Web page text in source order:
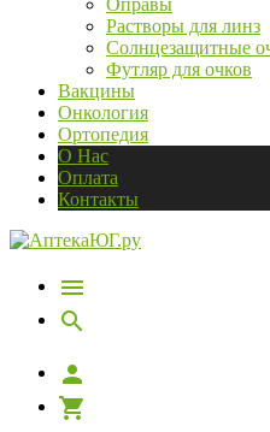
Оправы
Растворы для линз
Солнцезащитные
Футляр для очков
Вакцины
Онкология
Ортопедия
О Нас
Оплата
Контакты